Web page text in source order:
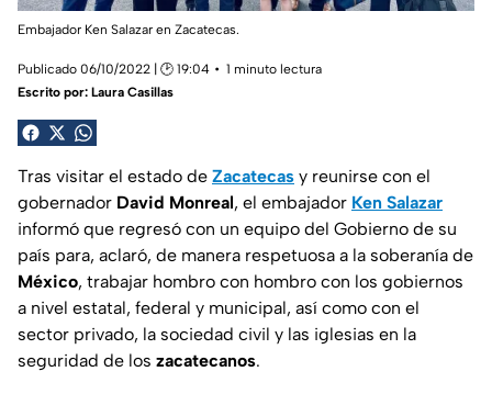
Embajador Ken Salazar en Zacatecas.
Publicado 06/10/2022 | 🕑 19:04
1 minuto lectura
Escrito por: Laura Casillas
Tras visitar el estado de Zacatecas y reunirse con el
gobernador David Monreal, el embajador Ken Salazar
informó que regresó con un equipo del Gobierno de su
país para, aclaró, de manera respetuosa a la soberanía de
México, trabajar hombro con hombro con los gobiernos
a nivel estatal, federal y municipal, así como con el
sector privado, la sociedad civil y las iglesias en la
seguridad de los zacatecanos.